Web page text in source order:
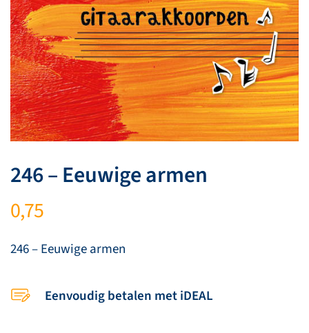
246 – Eeuwige armen
0,75
246 – Eeuwige armen
Eenvoudig betalen met iDEAL